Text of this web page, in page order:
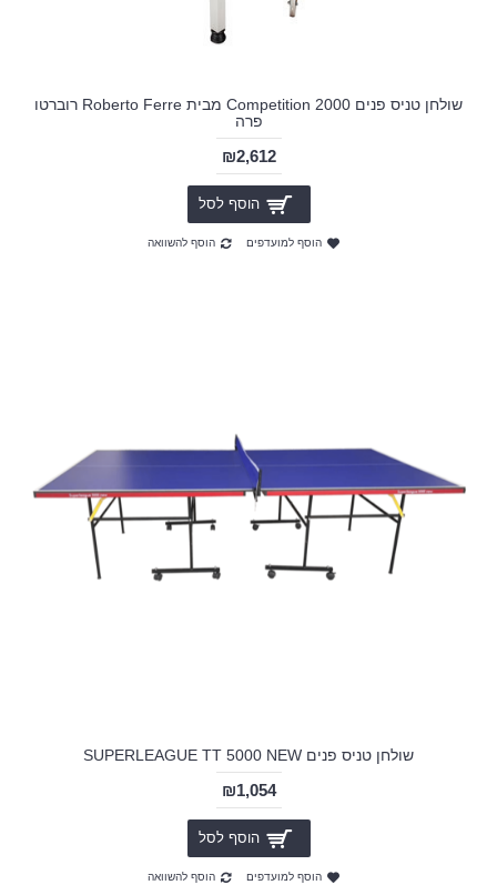
שולחן טניס פנים Competition 2000 מבית Roberto Ferre רוברטו
פרה
₪2,612
הוסף לסל
הוסף למועדפים הוסף להשוואה
שולחן טניס פנים SUPERLEAGUE TT 5000 NEW
₪1,054
הוסף לסל
הוסף למועדפים הוסף להשוואה